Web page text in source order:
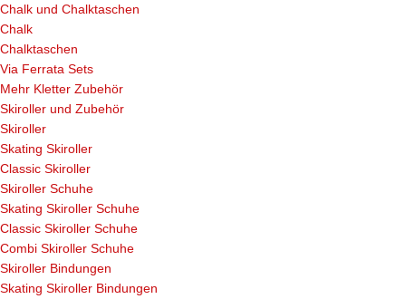
Chalk und Chalktaschen
Chalk
Chalktaschen
Via Ferrata Sets
Mehr Kletter Zubehör
Skiroller und Zubehör
Skiroller
Skating Skiroller
Classic Skiroller
Skiroller Schuhe
Skating Skiroller Schuhe
Classic Skiroller Schuhe
Combi Skiroller Schuhe
Skiroller Bindungen
Skating Skiroller Bindungen